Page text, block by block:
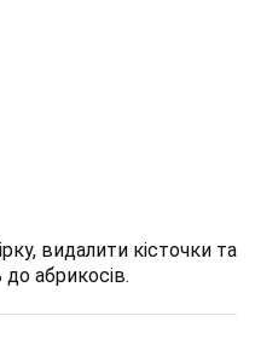
видалити кісточки та
абрикосів.